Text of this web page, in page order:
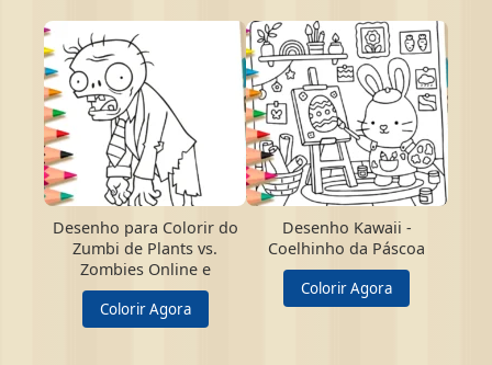
Desenho para Colorir do
Zumbi de Plants vs.
Zombies Online e
Colorir Agora
Desenho Kawaii -
Coelhinho da Páscoa
Colorir Agora